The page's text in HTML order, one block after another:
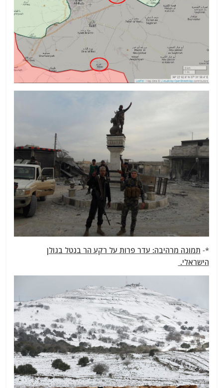
*- תמונה מרהיבה: עדר פרות על רקע הר בנטל בגולן
הישראלי.